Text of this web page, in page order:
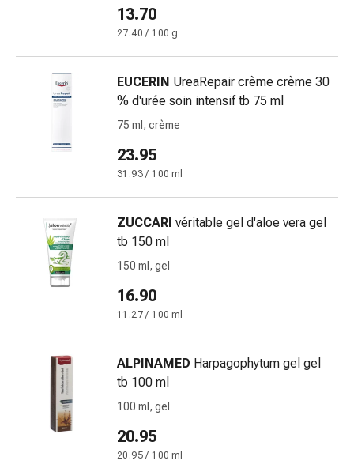
all'orecchio
Igiene
oftalmiche
Infiammazione
oculare
oftalmiche
Igiene
oculare
Influenza
e
raffreddore
Caramelle
Influenza
raffreddore
Tosse
13.70
27.40 / 100 g
EUCERIN UreaRepair crème crème 30
% d'urée soin intensif tb 75 ml
75 ml, crème
23.95
31.93 / 100 ml
ZUCCARI véritable gel d'aloe vera gel
tb 150 ml
150 ml, gel
16.90
11.27 / 100 ml
ALPINAMED Harpagophytum gel gel
tb 100 ml
100 ml, gel
20.95
20.95 / 100 ml